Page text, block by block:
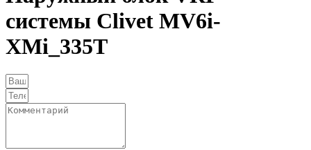
системы Clivet MV6i-
XMi_335T